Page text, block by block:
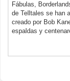
Fábulas,
de Telltales se han
creado por Bob
espaldas y